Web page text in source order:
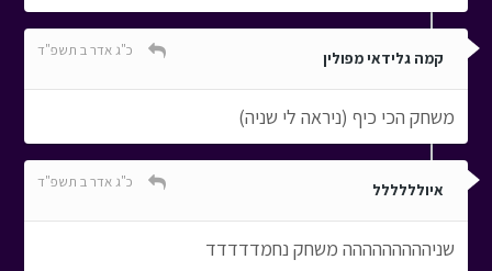
קמה גלידאי מפולין כ"ג אדר ב תשפ"ד
משחק הכי כיף (ניראה לי שניה)
איולללללל כ"ג אדר ב תשפ"ד
שניההההההההה משחק נחמדדדדד